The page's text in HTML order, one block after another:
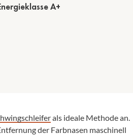
A+
als ideale Methode an.
der Farbnasen maschinell